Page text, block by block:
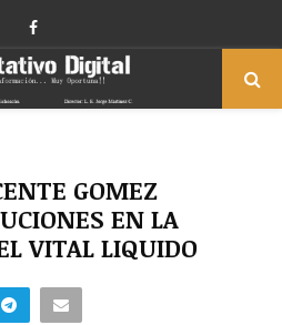
Facebook
GOMEZ
EN LA
VITAL LIQUIDO